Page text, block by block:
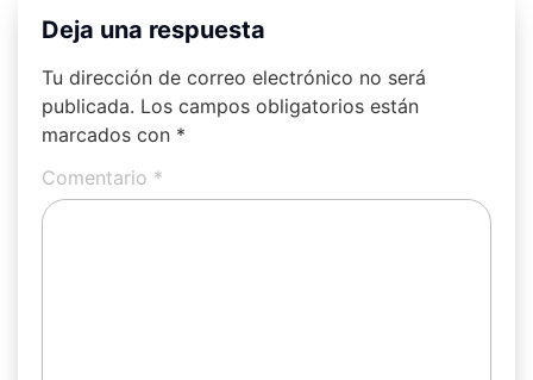
Deja una respuesta
Tu dirección de correo electrónico no será
publicada. Los campos obligatorios están
marcados con *
Comentario *